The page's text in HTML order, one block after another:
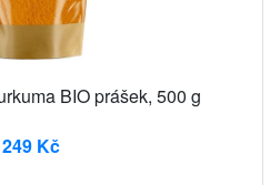
BIO prášek, 500 g
249 Kč